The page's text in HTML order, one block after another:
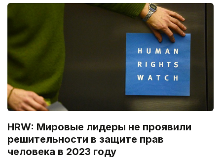
HRW: Мировые лидеры не проявили
решительности в защите прав
человека в 2023 году